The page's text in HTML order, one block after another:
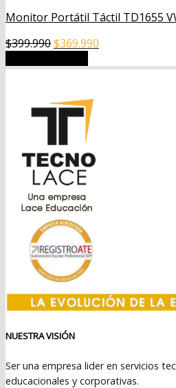
Monitor Portátil Táctil TD1655
$399.990El
original
$399.990.
$369.990
actual
NUESTRA VISIÓN
Ser una empresa lider en servicios
educacionales y corporativas.